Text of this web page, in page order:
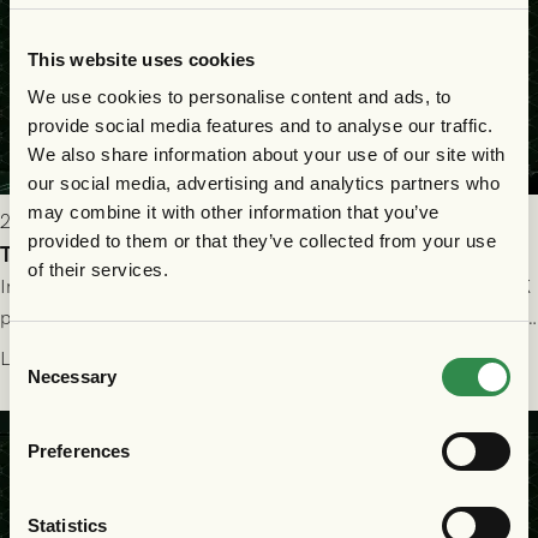
This website uses cookies
We use cookies to personalise content and ads, to
provide social media features and to analyse our traffic.
We also share information about your use of our site with
our social media, advertising and analytics partners who
may combine it with other information that you’ve
provided to them or that they’ve collected from your use
of their services.
Selection
Necessary
Preferences
Statistics
2026-07-25 19:00
Truppen till GAIS - Halmstads BK 26/7
Imorgon söndag spelar GAIS herrar hemma mot Halmstads BK
på Gamla Ullevi med avspark kl 16.30! Fredrik Holmberg och
ledarstaben har tagit ut följande trupp till matchen:
Läs mer